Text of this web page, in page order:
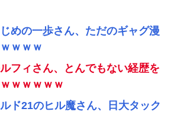
めの一歩さん、ただのギャグ漫
ｗｗｗ
フィさん、とんでもない経歴を
ｗｗｗｗｗ
ド21のヒル魔さん、日大タック